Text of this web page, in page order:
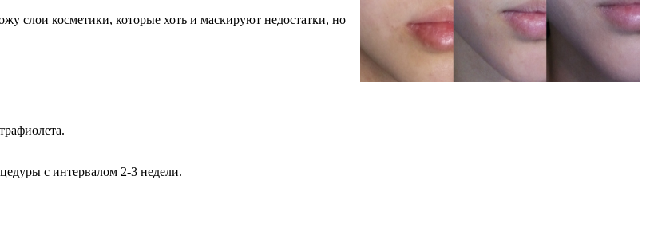
слои косметики, которые хоть и маскируют недостатки, но
с интервалом 2-3 недели.